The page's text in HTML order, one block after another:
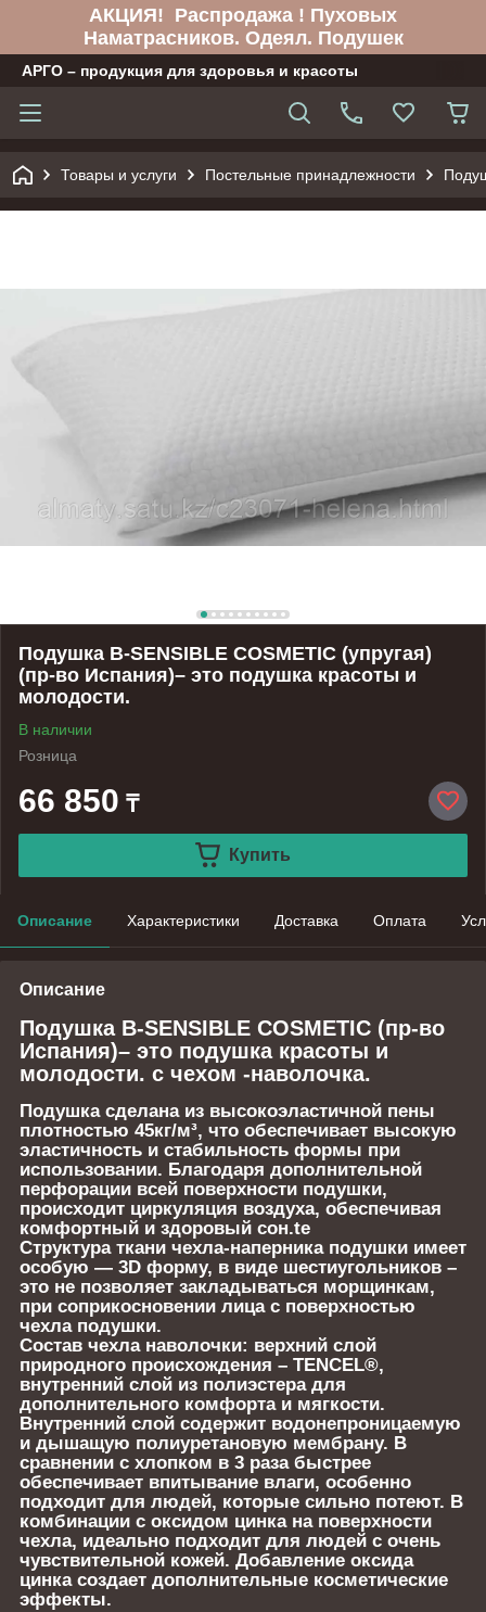
АКЦИЯ! Распродажа ! Пуховых
Наматрасников. Одеял. Подушек
АРГО – продукция для здоровья и красоты
Товары и услуги Постельные принадлежности
Подушка B-SENSIBLE COSMETIC (упругая)
(пр-во Испания)– это подушка красоты и
молодости.
В наличии
Розница
66 850 ₸
Купить
Описание Характеристики Доставка Оплата
Описание
Подушка B-SENSIBLE COSMETIC (пр-во
Испания)– это подушка красоты и
молодости. с чехом -наволочка.
Подушка сделана из высокоэластичной пены
плотностью 45кг/м³, что обеспечивает высокую
эластичность и стабильность формы при
использовании. Благодаря дополнительной
перфорации всей поверхности подушки,
происходит циркуляция воздуха, обеспечивая
комфортный и здоровый сон.te
Структура ткани чехла-наперника подушки имеет
особую — 3D форму, в виде шестиугольников –
это не позволяет закладываться морщинкам,
при соприкосновении лица с поверхностью
чехла подушки.
Состав чехла наволочки: верхний слой
природного происхождения – TENCEL®,
внутренний слой из полиэстера для
дополнительного комфорта и мягкости.
Внутренний слой содержит водонепроницаемую
и дышащую полиуретановую мембрану. В
сравнении с хлопком в 3 раза быстрее
обеспечивает впитывание влаги, особенно
подходит для людей, которые сильно потеют. В
комбинации с оксидом цинка на поверхности
чехла, идеально подходит для людей с очень
чувствительной кожей. Добавление оксида
цинка создает дополнительные косметические
эффекты.